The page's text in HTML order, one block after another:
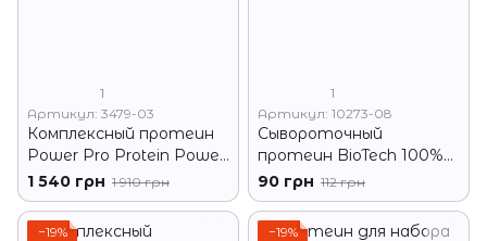
1
Артикул: 3479-03
Комплексный протеин
Power Pro Protein Power
MIX 1000g медовое
печенье
1 540 грн 1 910 грн
1
Артикул: 10273-08
Сывороточный
протеин BioTech 100%
Pure Whey 28 гр солёная
карамель
90 грн 112 грн
−19% −19%